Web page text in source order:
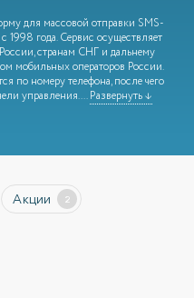
для массовой отправки SMS-
1998 года. Сервис осуществляет
странам СНГ и дальнему
мобильных операторов России.
по номеру телефона, после чего
управления....Развернуть ↓
Акции 2